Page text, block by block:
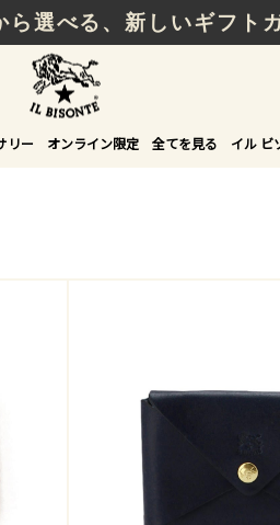
ら選べる、新しいギフト
リー オンライン限定 全てを見る イル ビ